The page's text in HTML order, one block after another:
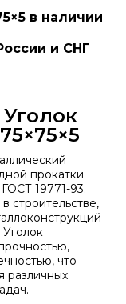
в наличии
и СНГ
прокатки
ГОСТ 19771-93.
строительстве,
что
различных